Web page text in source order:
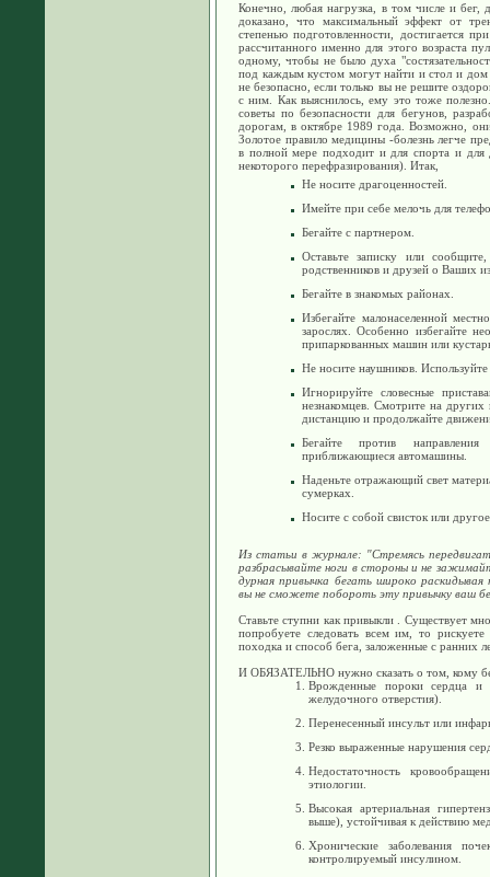
Конечно, любая нагрузка, в том числе и
доказано, что максимальный эффект от
степенью подготовленности, достигается
рассчитанного именно для этого возраста
одному, чтобы не было духа
под каждым кустом могут найти и стол и
не безопасно, если только вы не решите
с ним. Как выяснилось, ему это тоже
советы по безопасности для бегунов,
дорогам, в октябре 1989 года. Возможно,
Золотое правило медицины -болезнь легче
в полной мере подходит и для спорта и для
некоторого перефразирования). Итак,
Не носите драгоценностей.
Имейте при себе мелочь для
Бегайте с партнером.
Оставьте записку или
родственников и друзей о Ваших
Бегайте в знакомых районах.
Избегайте малонаселенной
зарослях. Особенно избегайте
припаркованных машин или
Не носите наушников.
Игнорируйте словесные
незнакомцев. Смотрите на
дистанцию и продолжайте
Бегайте против
приближающиеся автомашины.
Наденьте отражающий свет
сумерках.
Носите с собой свисток или
Из статьи в журнале: "Стремясь
разбрасывайте ноги в стороны и не
дурная привычка бегать широко
вы не сможете побороть эту привычку ваш
Ставьте ступни как привыкли . Существует
попробуете следовать всем им, то
походка и способ бега, заложенные с ранних
И ОБЯЗАТЕЛЬНО нужно сказать о том, кому
Врожденные пороки сердца и
желудочного отверстия).
Перенесенный инсульт или
Резко выраженные нарушения
Недостаточность
этиологии.
Высокая артериальная
выше), устойчивая к действию
Хронические заболевания
контролируемый инсулином.